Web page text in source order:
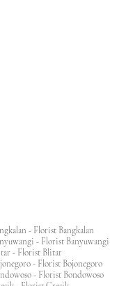
- Florist Bangkalan
- Florist Banyuwangi
- Florist Blitar
- Florist Bojonegoro
- Florist Bondowoso